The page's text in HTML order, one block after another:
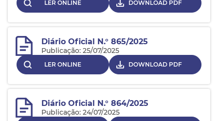
LER ONLINE DOWNLOAD PDF
Diário Oficial N.° 865/2025
Publicação: 25/07/2025
LER ONLINE DOWNLOAD PDF
Diário Oficial N.° 864/2025
Publicação: 24/07/2025